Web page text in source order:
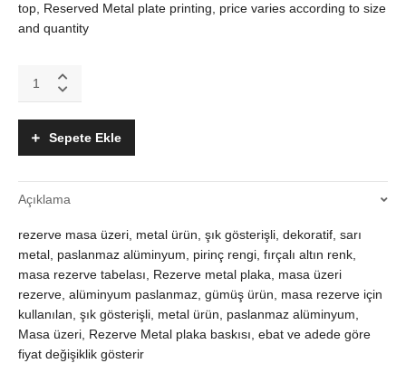
top, Reserved Metal plate printing, price varies according to size
and quantity
üzeri
altın
quantity
Sepete Ekle
Açıklama
rezerve masa üzeri, metal ürün, şık gösterişli, dekoratif, sarı
metal, paslanmaz alüminyum, pirinç rengi, fırçalı altın renk,
masa rezerve tabelası, Rezerve metal plaka, masa üzeri
rezerve, alüminyum paslanmaz, gümüş ürün, masa rezerve için
kullanılan, şık gösterişli, metal ürün, paslanmaz alüminyum,
Masa üzeri, Rezerve Metal plaka baskısı, ebat ve adede göre
fiyat değişiklik gösterir